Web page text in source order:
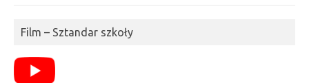
Film – Sztandar szkoły